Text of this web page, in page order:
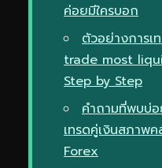
ค่อยมีใครบอก
ตัวอย่างการ
trade most
Step by Step
คำถามที่พบบ่อ
เทรดคู่เงินสภาพ
Forex